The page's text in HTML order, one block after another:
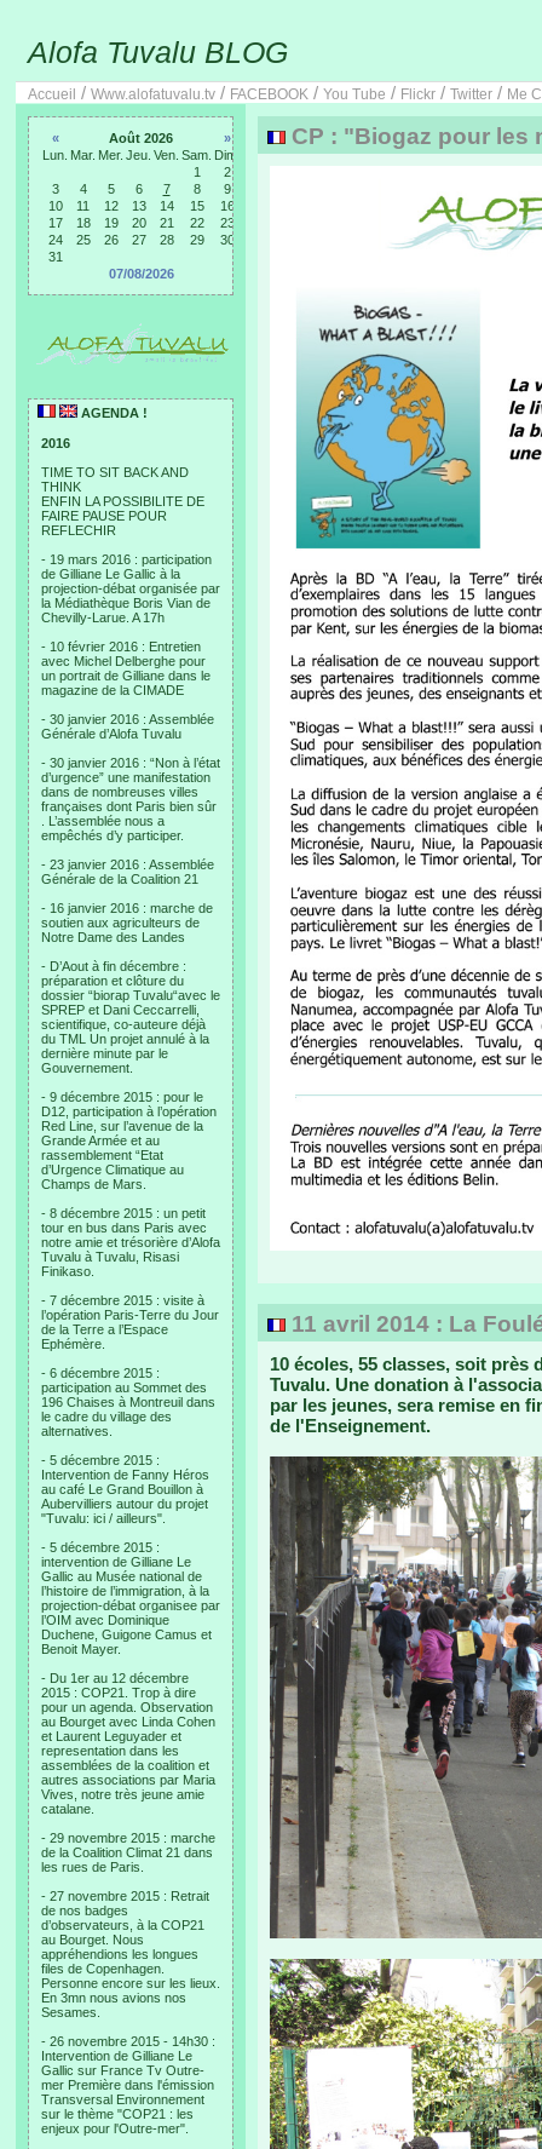
Alofa Tuvalu BLOG
Accueil / Www.alofatuvalu.tv / FACEBOOK / You Tube / Flickr / Twitter / Me
« Août 2026
»
Lun. Mar. Mer. Jeu. Ven. Sam. Dim.
1
2
3
4 5 6 7 8
9
10
11 12 13 14 15
16
17
18 19 20 21 22
23
24
25 26 27 28 29
30
31
07/08/2026
AGENDA !
2016
TIME TO SIT BACK AND
THINK
ENFIN LA POSSIBILITE DE
FAIRE PAUSE POUR
REFLECHIR
- 19 mars 2016 : participation
de Gilliane Le Gallic à la
projection-débat organisée par
la Médiathèque Boris Vian de
Chevilly-Larue. A 17h
- 10 février 2016 : Entretien
avec Michel Delberghe pour
un portrait de Gilliane dans le
magazine de la CIMADE
- 30 janvier 2016 : Assemblée
Générale d’Alofa Tuvalu
- 30 janvier 2016 : “Non à l’état
d’urgence” une manifestation
dans de nombreuses villes
françaises dont Paris bien sûr
. L’assemblée nous a
empêchés d’y participer.
- 23 janvier 2016 : Assemblée
Générale de la Coalition 21
- 16 janvier 2016 : marche de
soutien aux agriculteurs de
Notre Dame des Landes
- D’Aout à fin décembre :
préparation et clôture du
dossier “biorap Tuvalu“avec le
SPREP et Dani Ceccarrelli,
scientifique, co-auteure déjà
du TML Un projet annulé à la
dernière minute par le
Gouvernement.
- 9 décembre 2015 : pour le
D12, participation à l’opération
Red Line, sur l’avenue de la
Grande Armée et au
rassemblement “Etat
d’Urgence Climatique au
Champs de Mars.
- 8 décembre 2015 : un petit
tour en bus dans Paris avec
notre amie et trésorière d’Alofa
Tuvalu à Tuvalu, Risasi
Finikaso.
- 7 décembre 2015 : visite à
l’opération Paris-Terre du Jour
de la Terre a l’Espace
Ephémère.
- 6 décembre 2015 :
participation au Sommet des
196 Chaises à Montreuil dans
le cadre du village des
alternatives.
- 5 décembre 2015 :
Intervention de Fanny Héros
au café Le Grand Bouillon à
Aubervilliers autour du projet
"Tuvalu: ici / ailleurs".
- 5 décembre 2015 :
intervention de Gilliane Le
Gallic au Musée national de
l’histoire de l’immigration, à la
projection-débat organisee par
l’OIM avec Dominique
Duchene, Guigone Camus et
Benoit Mayer.
- Du 1er au 12 décembre
2015 : COP21. Trop à dire
pour un agenda. Observation
au Bourget avec Linda Cohen
et Laurent Leguyader et
representation dans les
assemblées de la coalition et
autres associations par Maria
Vives, notre très jeune amie
catalane.
- 29 novembre 2015 : marche
de la Coalition Climat 21 dans
les rues de Paris.
- 27 novembre 2015 : Retrait
de nos badges
d’observateurs, à la COP21
au Bourget. Nous
appréhendions les longues
files de Copenhagen.
Personne encore sur les lieux.
En 3mn nous avions nos
Sesames.
- 26 novembre 2015 - 14h30 :
Intervention de Gilliane Le
Gallic sur France Tv Outre-
mer Première dans l'émission
Transversal Environnement
sur le thème "COP21 : les
enjeux pour l'Outre-mer".
CP : "Biogaz pour les
11 avril 2014 : La
10 écoles, 55 classes, soit près
Tuvalu. Une donation à
par les jeunes, sera remise en
de l'Enseignement.